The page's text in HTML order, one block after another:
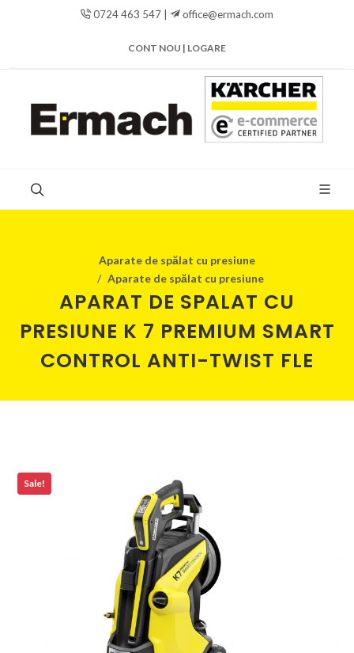
0724 463 547 | office@ermach.com
CONT NOU | LOGARE
Aparate de spălat cu presiune
Aparate de spălat cu presiune
APARAT DE SPALAT CU
PRESIUNE K 7 PREMIUM SMART
CONTROL ANTI-TWIST FLE
Sale!